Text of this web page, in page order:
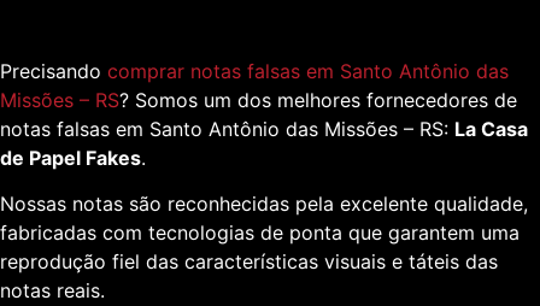
Precisando comprar notas falsas em Santo Antônio das
Missões – RS? Somos um dos melhores fornecedores de
notas falsas em Santo Antônio das Missões – RS: La Casa
de Papel Fakes.
Nossas notas são reconhecidas pela excelente qualidade,
fabricadas com tecnologias de ponta que garantem uma
reprodução fiel das características visuais e táteis das
notas reais.